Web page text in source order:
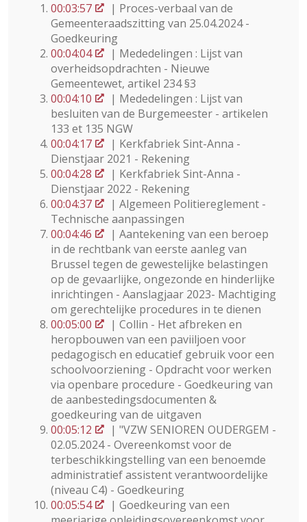
00:03:57
| Proces-verbaal van de
Gemeenteraadszitting van 25.04.2024 -
Goedkeuring
00:04:04
| Mededelingen : Lijst van
overheidsopdrachten - Nieuwe
Gemeentewet, artikel 234 §3
00:04:10
| Mededelingen : Lijst van
besluiten van de Burgemeester - artikelen
133 et 135 NGW
00:04:17
| Kerkfabriek Sint-Anna -
Dienstjaar 2021 - Rekening
00:04:28
| Kerkfabriek Sint-Anna -
Dienstjaar 2022 - Rekening
00:04:37
| Algemeen Politiereglement -
Technische aanpassingen
00:04:46
| Aantekening van een beroep
in de rechtbank van eerste aanleg van
Brussel tegen de gewestelijke belastingen
op de gevaarlijke, ongezonde en hinderlijke
inrichtingen - Aanslagjaar 2023- Machtiging
om gerechtelijke procedures in te dienen
00:05:00
| Collin - Het afbreken en
heropbouwen van een paviiljoen voor
pedagogisch en educatief gebruik voor een
schoolvoorziening - Opdracht voor werken
via openbare procedure - Goedkeuring van
de aanbestedingsdocumenten &
goedkeuring van de uitgaven
00:05:12
| "VZW SENIOREN OUDERGEM -
02.05.2024 - Overeenkomst voor de
terbeschikkingstelling van een benoemde
administratief assistent verantwoordelijke
(niveau C4) - Goedkeuring
00:05:54
| Goedkeuring van een